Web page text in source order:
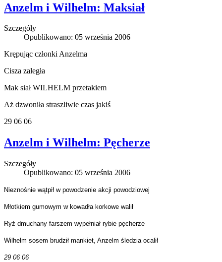
Anzelm i Wilhelm: Maksiał
Szczegóły
Opublikowano: 05 września 2006
Krępując członki Anzelma
Cisza zaległa
Mak siał WILHELM przetakiem
Aż dzwoniła straszliwie czas jakiś
29 06 06
Anzelm i Wilhelm: Pęcherze
Szczegóły
Opublikowano: 05 września 2006
Nieznośnie wątpił w powodzenie akcji powodziowej
Młotkiem gumowym w kowadła korkowe walił
Ryż dmuchany farszem wypełniał rybie pęcherze
Wilhelm sosem brudził mankiet, Anzelm śledzia ocalił
29 06 06